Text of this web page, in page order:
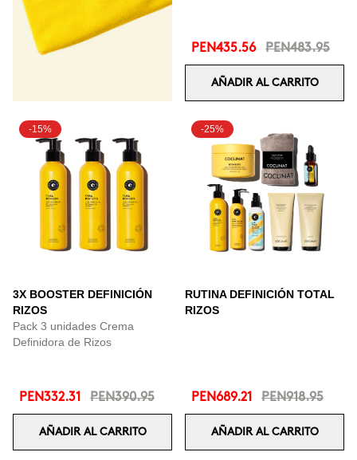
PEN435.56 PEN483.95
AÑADIR AL CARRITO
-15%
3X BOOSTER DEFINICIÓN
RIZOS
Pack 3 unidades Crema
Definidora de Rizos
PEN332.31 PEN390.95
AÑADIR AL CARRITO
-25%
RUTINA DEFINICIÓN TOTAL
RIZOS
PEN689.21 PEN918.95
AÑADIR AL CARRITO